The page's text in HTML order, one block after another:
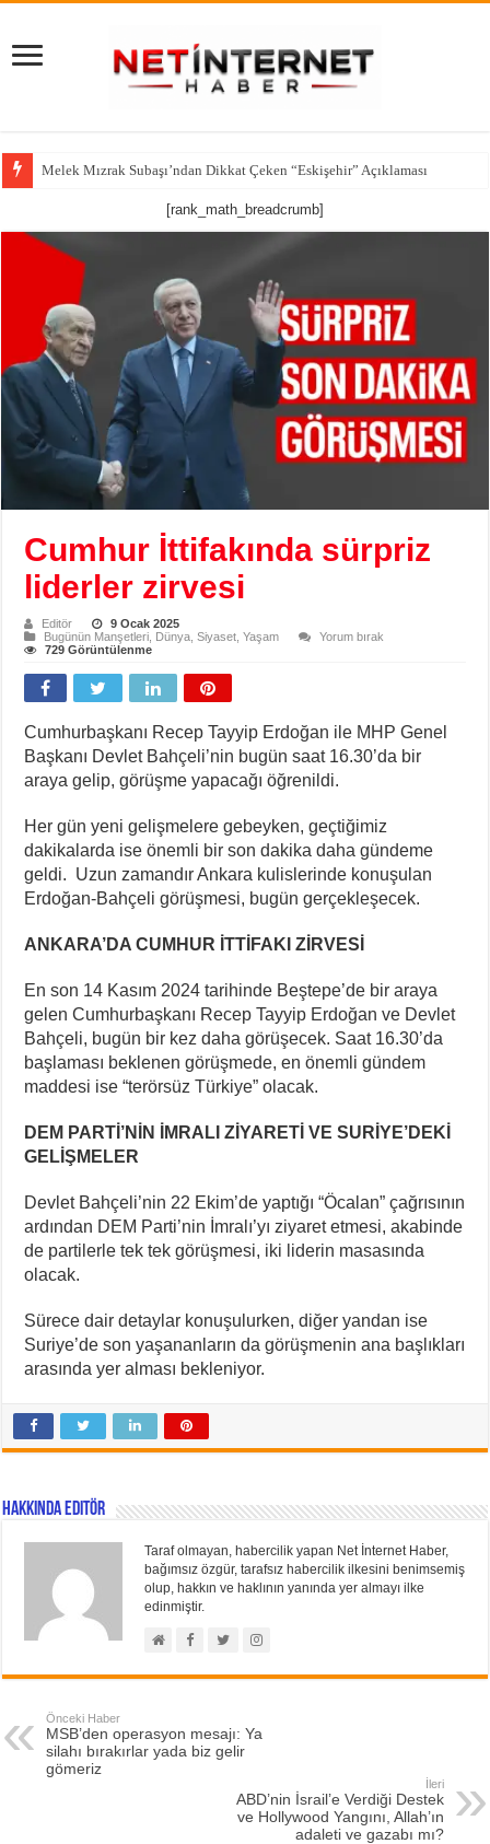
Melek Mızrak Subaşı’ndan Dikkat Çeken “Eskişehir” Açıklaması
[rank_math_breadcrumb]
Cumhur İttifakında sürpriz
liderler zirvesi
Editör
9 Ocak 2025
Bugünün Manşetleri Dünya ,Siyaset ,Yaşam
Yorum bırak
729 Görüntülenme
Cumhurbaşkanı Recep Tayyip Erdoğan ile MHP Genel
Başkanı Devlet Bahçeli’nin bugün saat 16.30’da bir
araya gelip, görüşme yapacağı öğrenildi.
Her gün yeni gelişmelere gebeyken, geçtiğimiz
dakikalarda ise önemli bir son dakika daha gündeme
geldi. Uzun zamandır Ankara kulislerinde konuşulan
Erdoğan-Bahçeli görüşmesi, bugün gerçekleşecek.
ANKARA’DA CUMHUR İTTİFAKI ZİRVESİ
En son 14 Kasım 2024 tarihinde Beştepe’de bir araya
gelen Cumhurbaşkanı Recep Tayyip Erdoğan ve Devlet
Bahçeli, bugün bir kez daha görüşecek. Saat 16.30’da
başlaması beklenen görüşmede, en önemli gündem
maddesi ise “terörsüz Türkiye” olacak.
DEM PARTİ’NİN İMRALI ZİYARETİ VE SURİYE’DEKİ
GELİŞMELER
Devlet Bahçeli’nin 22 Ekim’de yaptığı “Öcalan” çağrısının
ardından DEM Parti’nin İmralı’yı ziyaret etmesi, akabinde
de partilerle tek tek görüşmesi, iki liderin masasında
olacak.
Sürece dair detaylar konuşulurken, diğer yandan ise
Suriye’de son yaşananların da görüşmenin ana başlıkları
arasında yer alması bekleniyor.
Hakkında Editör
Taraf olmayan, habercilik yapan Net İnternet Haber,
bağımsız özgür, tarafsız habercilik ilkesini benimsemiş
olup, hakkın ve haklının yanında yer almayı ilke
edinmiştir.
Önceki Haber
MSB’den operasyon mesajı: Ya
silahı bırakırlar yada biz gelir
gömeriz
İleri
ABD’nin İsrail’e Verdiği Destek
ve Hollywood Yangını, Allah’ın
adaleti ve gazabı mı?